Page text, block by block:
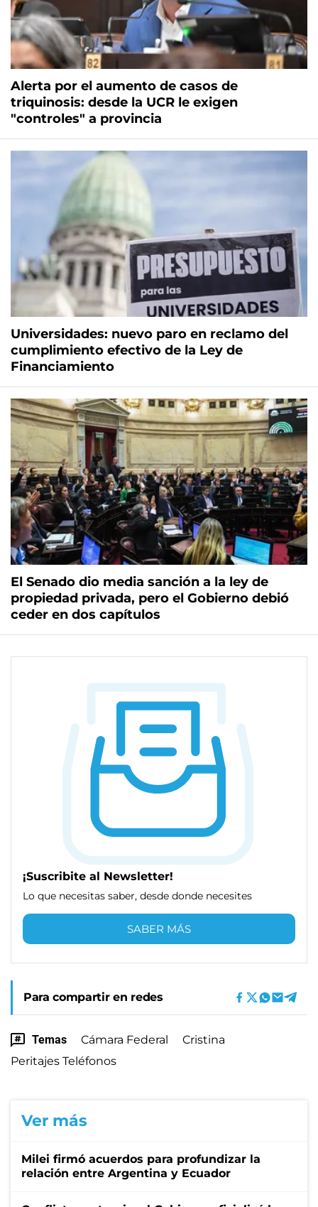
Alerta por el aumento de casos de
triquinosis: desde la UCR le exigen
"controles" a provincia
Universidades: nuevo paro en reclamo del
cumplimiento efectivo de la Ley de
Financiamiento
El Senado dio media sanción a la ley de
propiedad privada, pero el Gobierno debió
ceder en dos capítulos
¡Suscribite al Newsletter!
Lo que necesitas saber, desde donde necesites
SABER MÁS
Para compartir en redes
Temas Cámara Federal
Cristina
Peritajes Teléfonos
Ver más
Milei firmó acuerdos para profundizar la
relación entre Argentina y Ecuador